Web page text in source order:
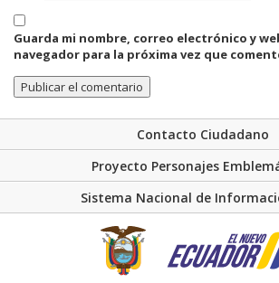
Guarda mi nombre, correo electrónico y
navegador para la próxima vez que
Contacto Ciudadano
Proyecto Personajes
Sistema Nacional de